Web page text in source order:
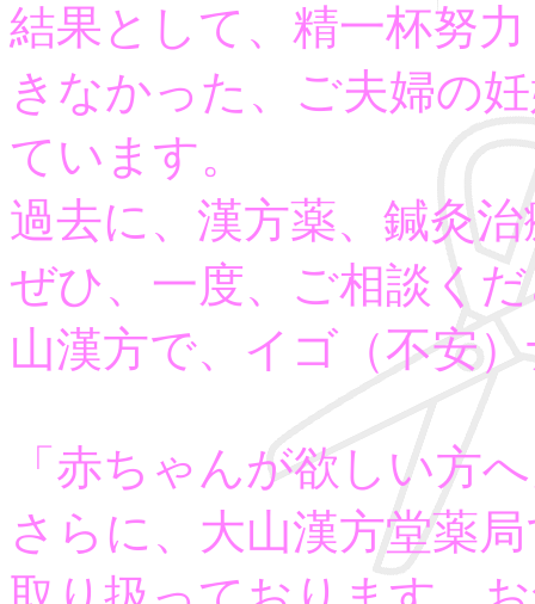
結果として、精一杯努
きなかった、ご夫婦の
ています。
過去に、漢方薬、鍼灸
ぜひ、一度、ご相談く
山漢方で、イゴ（不安
「赤ちゃんが欲しい方
さらに、大山漢方堂薬